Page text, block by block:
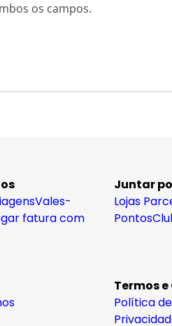
os campos.
Vales-
fatura com
Juntar
Lojas
Pontos
Termos
Política de